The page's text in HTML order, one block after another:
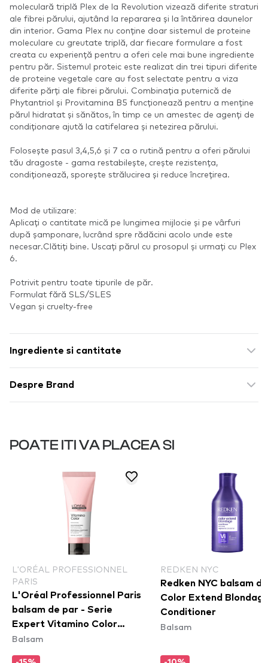
moleculară triplă Plex de la Revolution vizează diferite straturi
ale fibrei părului, ajutând la repararea și la întărirea daunelor
din interior. Gama Plex nu conține doar sistemul de proteine ​​
moleculare cu greutate triplă, dar fiecare formulare a fost
creata cu experiență pentru a oferi cele mai bune ingrediente
pentru păr. Sistemul proteic este realizat din trei tipuri diferite
de proteine ​​vegetale care au fost selectate pentru a viza
diferite părți ale fibrei părului. Combinația puternică de
Phytantriol și Provitamina B5 funcționează pentru a menține
părul hidratat și sănătos, în timp ce un amestec de agenți de
condiționare ajută la catifelarea și netezirea părului.
Folosește pasul 3,4,5,6 și 7 ca o rutină pentru a oferi părului
tău dragoste - gama restabilește, crește rezistența,
condiționează, sporește strălucirea și reduce încrețirea.
Mod de utilizare:
Aplicați o cantitate mică pe lungimea mijlocie și pe vârfuri
după șamponare, lucrând spre rădăcini acolo unde este
necesar.Clătiți bine. Uscați părul cu prosopul și urmați cu Plex
6.
Potrivit pentru toate tipurile de păr.
Formulat fără SLS/SLES
Vegan și cruelty-free
Ingrediente si cantitate
Despre Brand
POATE ITI VA PLACEA SI
L'ORÉAL PROFESSIONNEL
PARIS
L'Oréal Professionnel Paris
balsam de par - Serie
Expert Vitamino Color
Conditioner
Balsam
REDKEN NYC
Redken NYC balsam
Color Extend
Conditioner
Balsam